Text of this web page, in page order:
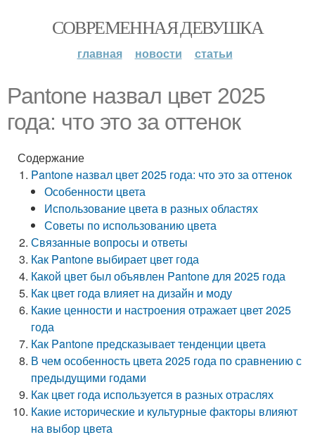
СОВРЕМЕННАЯ ДЕВУШКА
главная новости статьи
Pantone назвал цвет 2025
года: что это за оттенок
Содержание
Pantone назвал цвет 2025 года: что это за оттенок
Особенности цвета
Использование цвета в разных областях
Советы по использованию цвета
Связанные вопросы и ответы
Как Pantone выбирает цвет года
Какой цвет был объявлен Pantone для 2025 года
Как цвет года влияет на дизайн и моду
Какие ценности и настроения отражает цвет 2025
года
Как Pantone предсказывает тенденции цвета
В чем особенность цвета 2025 года по сравнению с
предыдущими годами
Как цвет года используется в разных отраслях
Какие исторические и культурные факторы влияют
на выбор цвета